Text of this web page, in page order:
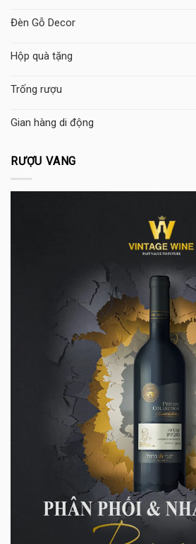
Đèn Gỗ Decor
Hộp quà tặng
Trống rượu
Gian hàng di động
RƯỢU VANG